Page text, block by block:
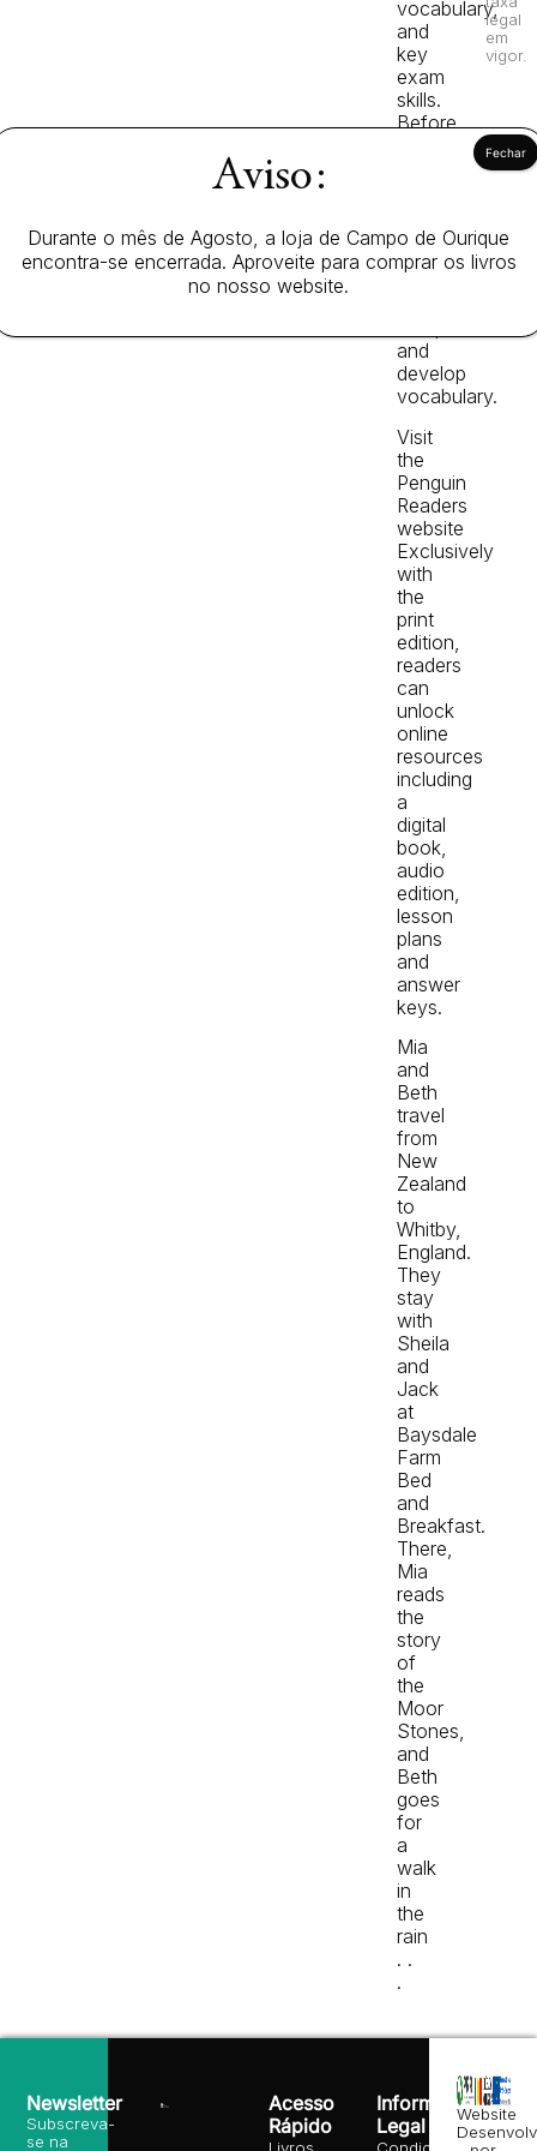
vocabulary,
and
key
exam
skills.
Before,
questions
test
comprehension
and
develop
vocabulary.
Visit
the
Penguin
Readers
website
Exclusively
with
the
print
edition,
readers
can
unlock
online
resources
including
a
digital
book,
audio
edition,
lesson
plans
and
answer
keys.
Mia
and
Beth
travel
from
New
Zealand
to
Whitby,
England.
They
stay
with
Sheila
and
Jack
at
Baysdale
Farm
Bed
and
Breakfast.
There,
Mia
reads
the
story
of
the
Moor
Stones,
and
Beth
goes
for
a
walk
in
the
rain
. .
.
legal
em
vigor.
Acesso
Rápido
Livros
Informação
Legal
Condições
Newsletter
Subscreva-
se na
Website
Aviso:
Durante o mês de Agosto, a loja de Campo de Ourique
encontra-se encerrada. Aproveite para comprar os livros
no nosso website.